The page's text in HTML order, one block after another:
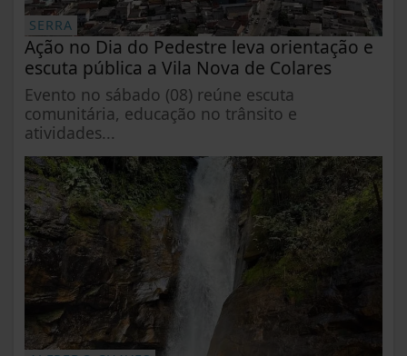
SERRA
Ação no Dia do Pedestre leva orientação e
escuta pública a Vila Nova de Colares
Evento no sábado (08) reúne escuta
comunitária, educação no trânsito e
atividades...